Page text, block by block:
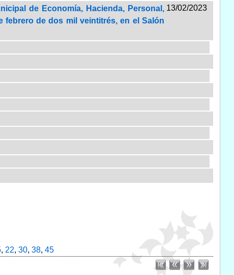
de Economía, Hacienda, Personal,
febrero de dos mil veintitrés, en el Salón
13/02/2023
, 22, 30, 38, 45